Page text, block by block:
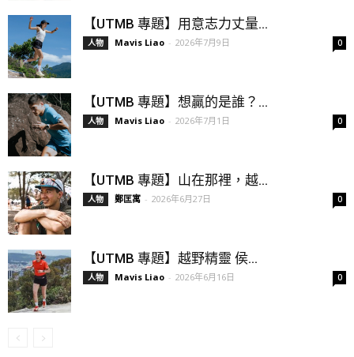
【UTMB 專題】用意志力丈量...
人物 Mavis Liao - 2026年7月9日 0
【UTMB 專題】想贏的是誰？...
人物 Mavis Liao - 2026年7月1日 0
【UTMB 專題】山在那裡，越...
人物 鄭匡寓 - 2026年6月27日 0
【UTMB 專題】越野精靈 侯...
人物 Mavis Liao - 2026年6月16日 0